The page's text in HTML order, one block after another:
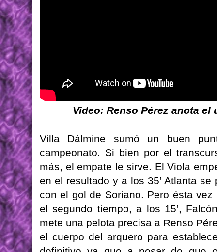
Video: Renso Pérez anota
Villa Dálmine sumó un buen
campeonato. Si bien por el
más, el empate le sirve. El Viola
en el resultado y a los 35’ Atlanta
con el gol de Soriano. Pero ésta
el segundo tiempo, a los 15’,
mete una pelota precisa a Renso
el cuerpo del arquero para